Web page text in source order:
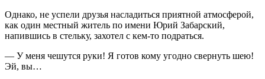
Однако, не успели друзья насладиться приятной атмосферой,
как один местный житель по имени Юрий Забарский,
напившись в стельку, захотел с кем-то подраться.
— У меня чешутся руки! Я готов кому угодно свернуть шею!
Эй, вы…